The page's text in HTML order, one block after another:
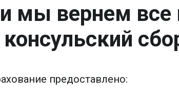
мы вернем
предоставлено: